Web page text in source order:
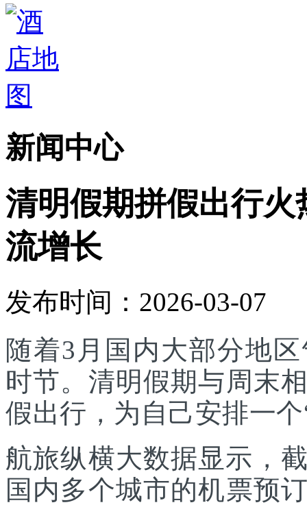
新闻中心
清明假期拼假出行
流增长
发布时间：2026-03-07
随着3月国内大部分地
时节。清明假期与周末
假出行，为自己安排一
航旅纵横大数据显示，
国内多个城市的机票预